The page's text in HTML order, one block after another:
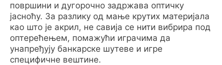
површини и дугорочно задржава оптичку
јасноћу. За разлику од мање крутих материјала
као што је акрил, не савија се нити вибрира под
оптерећењем, помажући играчима да
унапређују банкарске шутеве и игре
специфичне вештине.